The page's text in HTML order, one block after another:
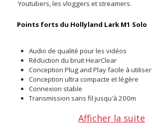
Youtubers, les vloggers et streamers.
Points forts du Hollyland Lark M1 Solo
Audio de qualité pour les vidéos
Réduction du bruit HearClear
Conception Plug and Play facile à utiliser
Conception ultra compacte et légère
Connexion stable
Transmission sans fil jusqu'à 200m
Afficher la suite